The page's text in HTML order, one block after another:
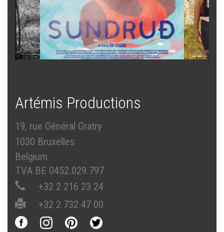
Artémis Productions
19, rue Général Gratry
1030 Bruxelles
Belgium
TVA BE 0452.029.797
+32 2 216 23 24
+32 2 732 47 00